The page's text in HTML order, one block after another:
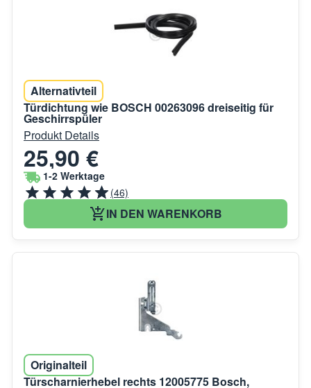
Alternativteil
Türdichtung wie BOSCH 00263096 dreiseitig für
Geschirrspüler
Produkt Details
25,90 €
1-2 Werktage
(46)
IN DEN WARENKORB
Originalteil
Türscharnierhebel rechts 12005775 Bosch,